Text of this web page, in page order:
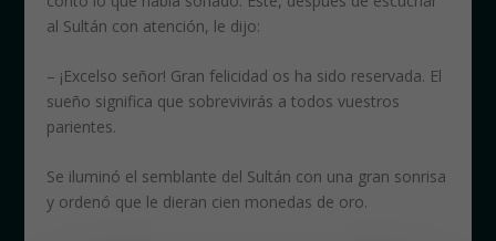
al Sultán con atención, le dijo:
– ¡Excelso señor! Gran felicidad os ha sido reservada. El
sueño significa que sobrevivirás a todos vuestros
parientes.
Se iluminó el semblante del Sultán con una gran sonrisa
y ordenó que le dieran cien monedas de oro.